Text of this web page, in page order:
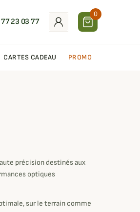
23 03 77
0
CARTES CADEAU PROMO
précision destinés aux
optiques
sur le terrain comme